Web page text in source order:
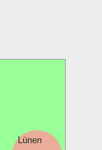
Lünen